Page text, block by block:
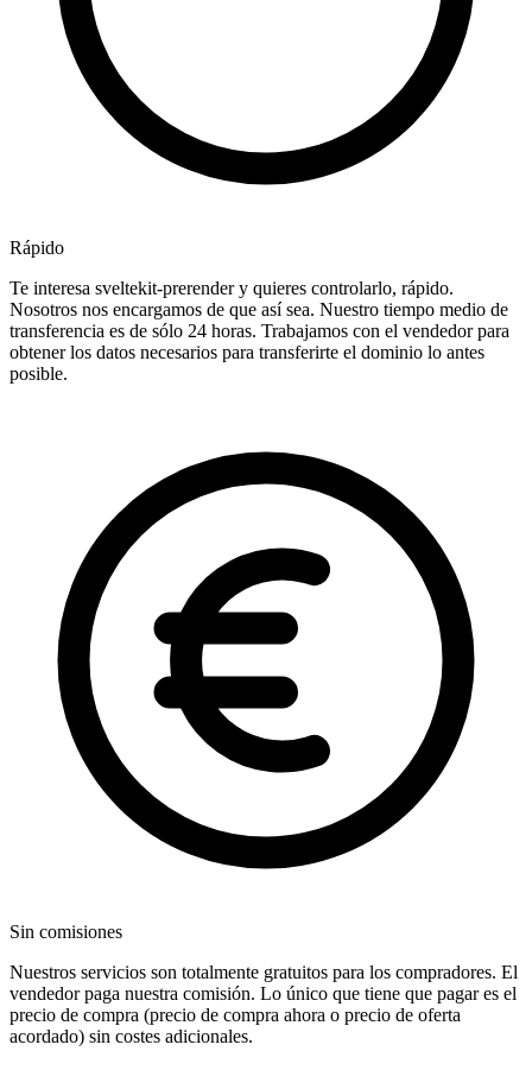
Rápido
Te interesa sveltekit-prerender y quieres controlarlo, rápido.
Nosotros nos encargamos de que así sea. Nuestro tiempo medio de
transferencia es de sólo 24 horas. Trabajamos con el vendedor para
obtener los datos necesarios para transferirte el dominio lo antes
posible.
Sin comisiones
Nuestros servicios son totalmente gratuitos para los compradores. El
vendedor paga nuestra comisión. Lo único que tiene que pagar es el
precio de compra (precio de compra ahora o precio de oferta
acordado) sin costes adicionales.